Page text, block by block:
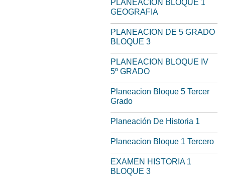
PLANEACION BLOQUE 1
GEOGRAFIA
PLANEACION DE 5 GRADO
BLOQUE 3
PLANEACION BLOQUE IV
5º GRADO
Planeacion Bloque 5 Tercer
Grado
Planeación De Historia 1
Planeacion Bloque 1 Tercero
EXAMEN HISTORIA 1
BLOQUE 3